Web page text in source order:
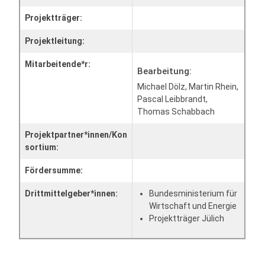
Projektträger:
Projektleitung:
Mitarbeitende*r:
Bearbeitung:
Michael Dölz, Martin Rhein,
Pascal Leibbrandt,
Thomas Schabbach
Projektpartner*innen/Kon
sortium:
Fördersumme:
Drittmittelgeber*innen:
Bundesministerium für
Wirtschaft und Energie
Projektträger Jülich